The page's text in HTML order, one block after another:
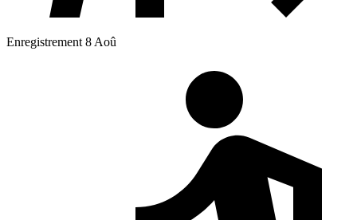
Enregistrement 8 Aoû